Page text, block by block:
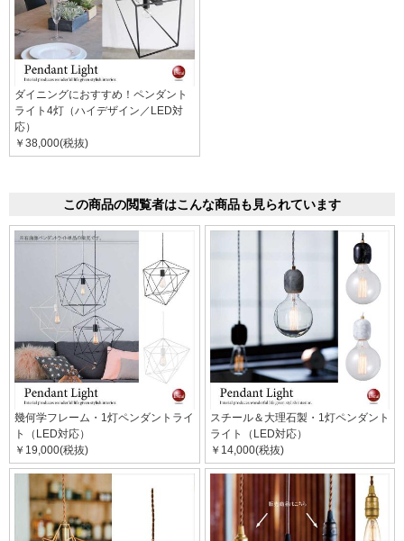
ダイニングにおすすめ！ペンダント
ライト4灯（ハイデザイン／LED対
応）
￥38,000(税抜)
この商品の閲覧者はこんな商品も見られています
幾何学フレーム・1灯ペンダントライ
ト（LED対応）
￥19,000(税抜)
スチール＆大理石製・1灯ペンダント
ライト（LED対応）
￥14,000(税抜)